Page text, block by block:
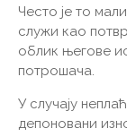
Често је то
служи као
облик његове
потрошача.
У случају
депоновани